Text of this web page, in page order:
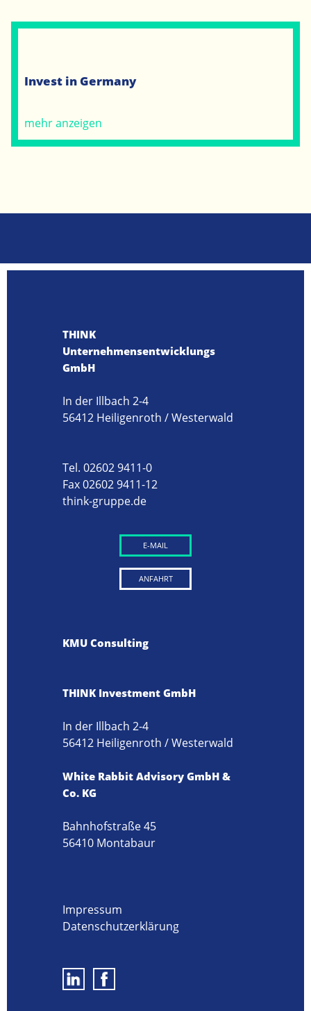
Invest in Germany
mehr anzeigen
THINK
Unternehmensentwicklungs
GmbH
In der Illbach 2-4
56412 Heiligenroth / Westerwald
Tel. 02602 9411-0
Fax 02602 9411-12
think-gruppe.de
E-MAIL
ANFAHRT
KMU Consulting
THINK Investment GmbH
In der Illbach 2-4
56412 Heiligenroth / Westerwald
White Rabbit Advisory GmbH &
Co. KG
Bahnhofstraße 45
56410 Montabaur
Impressum
Datenschutzerklärung